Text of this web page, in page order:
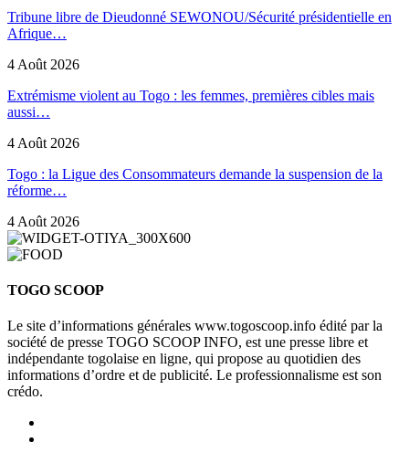
Tribune libre de Dieudonné SEWONOU/Sécurité présidentielle en
Afrique…
4 Août 2026
Extrémisme violent au Togo : les femmes, premières cibles mais
aussi…
4 Août 2026
Togo : la Ligue des Consommateurs demande la suspension de la
réforme…
4 Août 2026
TOGO SCOOP
Le site d’informations générales www.togoscoop.info édité par la
société de presse TOGO SCOOP INFO, est une presse libre et
indépendante togolaise en ligne, qui propose au quotidien des
informations d’ordre et de publicité. Le professionnalisme est son
crédo.